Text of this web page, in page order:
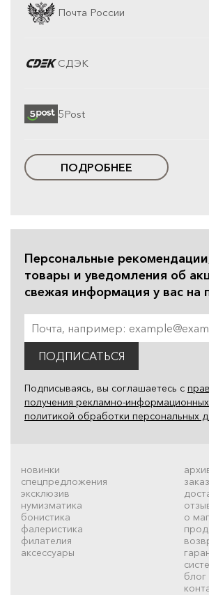
Почта России
СДЭК
5Post
ПОДРОБНЕЕ
Персональные
товары и уведомления об
свежая информация у вас на
ПОДПИСАТЬСЯ
Подписываясь, вы соглашаетесь с
получения рекламно-
политикой обработки персональных
новинки
спецпредложения
эксклюзив
нумизматика
бонистика
фалеристика
филателия
аксессуары
о
блог